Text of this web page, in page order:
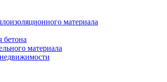
материала
бетона
материала